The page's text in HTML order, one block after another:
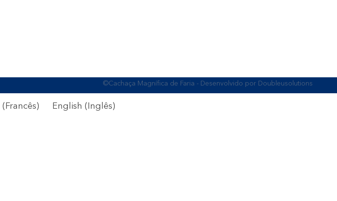
©Cachaça Magnífica de Faria - Desenvolvido por Doubleusolutions
(Francês) English (Inglês)